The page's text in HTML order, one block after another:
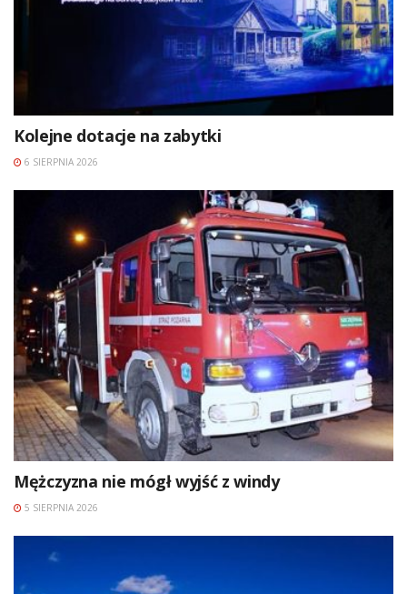
Kolejne dotacje na zabytki
6 SIERPNIA 2026
Mężczyzna nie mógł wyjść z windy
5 SIERPNIA 2026